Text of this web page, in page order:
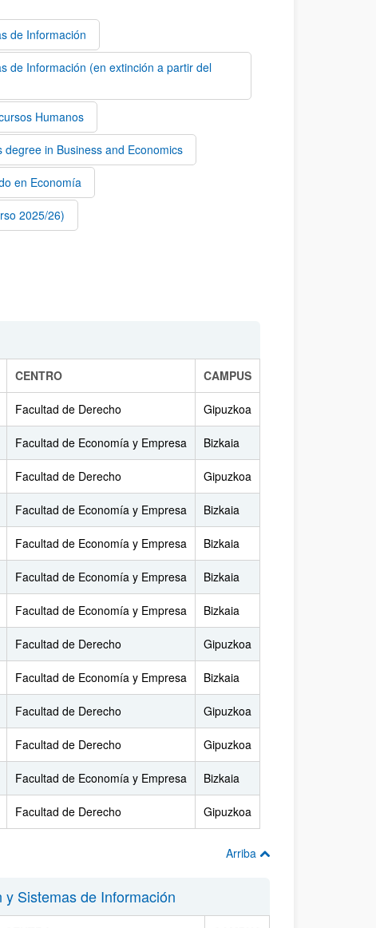
de Información
de Información (en extinción a partir del
Humanos
degree in Business and Economics
en Economía
2025/26)
CENTRO CAMPUS
Facultad de Derecho Gipuzkoa
Facultad de Economía y Empresa Bizkaia
Facultad de Derecho Gipuzkoa
Facultad de Economía y Empresa Bizkaia
Facultad de Economía y Empresa Bizkaia
Facultad de Economía y Empresa Bizkaia
Facultad de Economía y Empresa Bizkaia
Facultad de Derecho Gipuzkoa
Facultad de Economía y Empresa Bizkaia
Facultad de Derecho Gipuzkoa
Facultad de Derecho Gipuzkoa
Facultad de Economía y Empresa Bizkaia
Facultad de Derecho Gipuzkoa
Arriba
Sistemas de Información